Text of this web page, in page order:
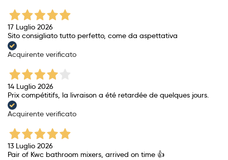
17 Luglio 2026
Sito consigliato tutto perfetto, come da aspettativa
Acquirente verificato
14 Luglio 2026
Prix ​​compétitifs, la livraison a été retardée de quelques jours.
Acquirente verificato
13 Luglio 2026
Pair of Kwc bathroom mixers, arrived on time 👍